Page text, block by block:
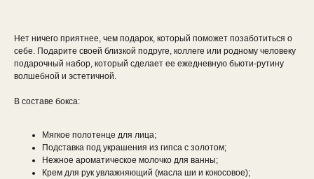
Нет ничего приятнее, чем подарок, который поможет позаботиться о
себе. Подарите своей близкой подруге, коллеге или родному человеку
подарочный набор, который сделает ее ежедневную бьюти-рутину
волшебной и эстетичной.
В составе бокса:
Мягкое полотенце для лица;
Подставка под украшения из гипса с золотом;
Нежное ароматическое молочко для ванны;
Крем для рук увлажняющий (масла ши и кокосовое);